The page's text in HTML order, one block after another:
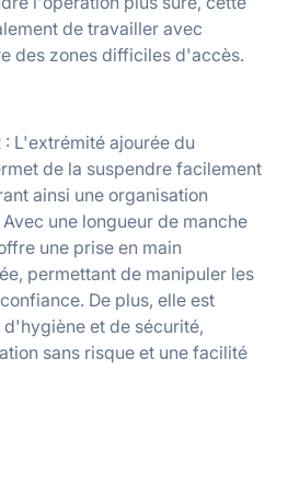
de travailler avec
des zones difficiles d'accès.
: L'extrémité ajourée du
de la suspendre facilement
ainsi une organisation
une longueur de manche
une prise en main
permettant de manipuler les
De plus, elle est
et de sécurité,
sans risque et une facilité